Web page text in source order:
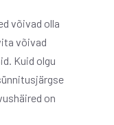
võivad olla
võivad
Kuid olgu
on